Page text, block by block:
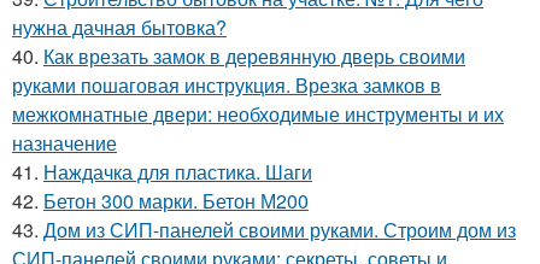
нужна дачная бытовка?
40. Как врезать замок в деревянную дверь своими
руками пошаговая инструкция. Врезка замков в
межкомнатные двери: необходимые инструменты и их
назначение
41. Наждачка для пластика. Шаги
42. Бетон 300 марки. Бетон М200
43. Дом из СИП-панелей своими руками. Строим дом из